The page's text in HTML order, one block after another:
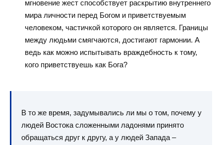
мгновение жест способствует раскрытию внутреннего
мира личности перед Богом и приветствуемым
человеком, частичкой которого он является. Границы
между людьми смягчаются, достигают гармонии. А
ведь как можно испытывать враждебность к тому,
кого приветствуешь как Бога?
В то же время, задумывались ли мы о том, почему у
людей Востока сложенными ладонями принято
обращаться друг к другу, а у людей Запада –